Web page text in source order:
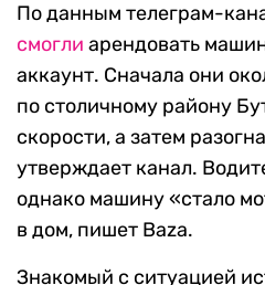
По данным телеграм-
смогли арендовать
аккаунт. Сначала они
по столичному району
скорости, а затем
утверждает канал.
однако машину «стало
в дом, пишет Baza.
Знакомый с ситуацией